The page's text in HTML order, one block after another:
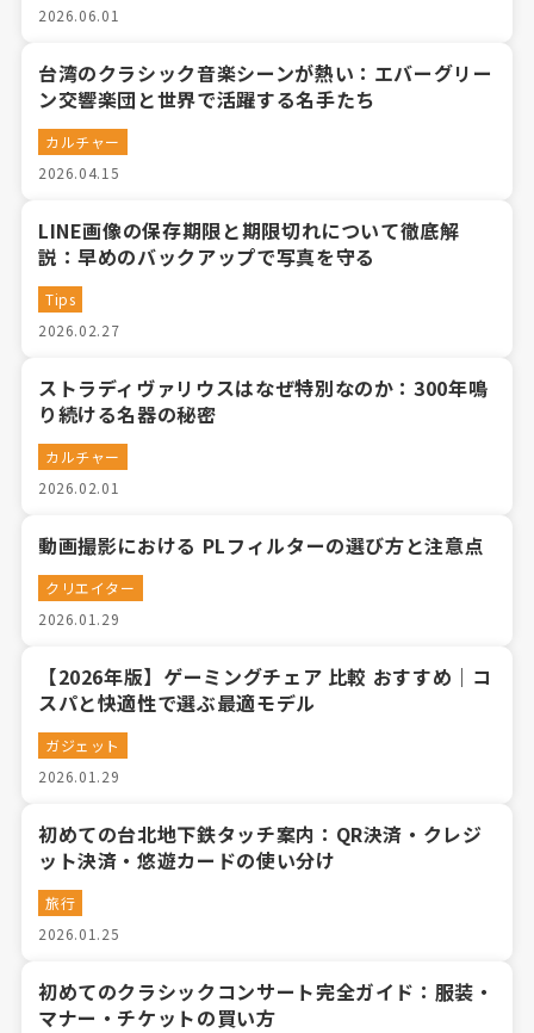
2026.06.01
台湾のクラシック音楽シーンが熱い：エバーグリー
ン交響楽団と世界で活躍する名手たち
カルチャー
2026.04.15
LINE画像の保存期限と期限切れについて徹底解
説：早めのバックアップで写真を守る
Tips
2026.02.27
ストラディヴァリウスはなぜ特別なのか：300年鳴
り続ける名器の秘密
カルチャー
2026.02.01
動画撮影における PLフィルターの選び方と注意点
クリエイター
2026.01.29
【2026年版】ゲーミングチェア 比較 おすすめ｜コ
スパと快適性で選ぶ最適モデル
ガジェット
2026.01.29
初めての台北地下鉄タッチ案内：QR決済・クレジ
ット決済・悠遊カードの使い分け
旅行
2026.01.25
初めてのクラシックコンサート完全ガイド：服装・
マナー・チケットの買い方